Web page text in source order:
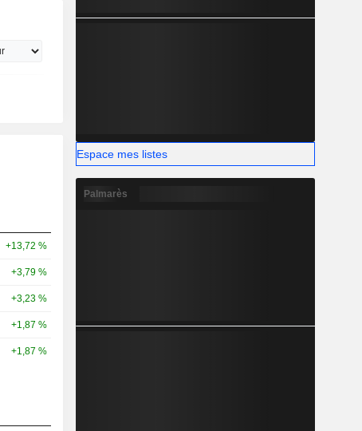
+13,72 %
+3,79 %
+3,23 %
+1,87 %
+1,87 %
Espace mes listes
Palmarès